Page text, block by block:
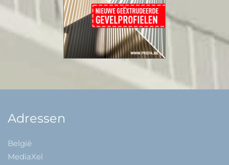
Adressen
België
MediaXel